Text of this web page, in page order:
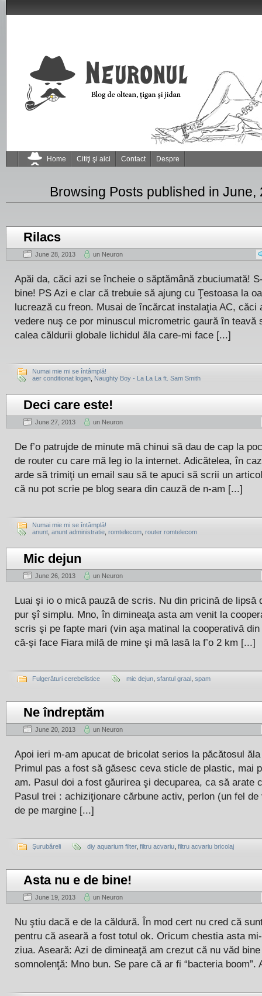
Home Citiţi şi aici Contact Despre
Browsing Posts published in June,
Rilacs
June 28, 2013 un Neuron
Apăi da, căci azi se încheie o săptămână zbuciumată!
bine! PS Azi e clar că trebuie să ajung cu Ţestoasa la
lucrează cu freon. Musai de încărcat instalaţia AC, căci
vedere nuş ce por minuscul micrometric gaură în teavă
calea căldurii globale lichidul ăla care-mi face [...]
Numai mie mi se întâmplă!
aer conditionat logan Naughty Boy - La La La ft. Sam Smith
Deci care este!
June 27, 2013 un Neuron
De f’o patrujde de minute mă chinui să dau de cap la
de router cu care mă leg io la internet. Adicătelea, în
arde să trimiţi un email sau să te apuci să scrii un
că nu pot scrie pe blog seara din cauză de n-am [...]
Numai mie mi se întâmplă!
anunt anunt administratie romtelecom router romtelecom
Mic dejun
June 26, 2013 un Neuron
Luai şi io o mică pauză de scris. Nu din pricină de lipsă
pur şî simplu. Mno, în dimineaţa asta am venit la
scris şi pe fapte mari (vin aşa matinal la cooperativă
că-şi face Fiara milă de mine şi mă lasă la f’o 2 km [...]
Fulgerături cerebelistice mic dejun sfantul graal spam
Ne îndreptăm
June 20, 2013 un Neuron
Apoi ieri m-am apucat de bricolat serios la păcătosul
Primul pas a fost să găsesc ceva sticle de plastic, mai
am. Pasul doi a fost găurirea şi decuparea, ca să
Pasul trei : achiziţionare cărbune activ, perlon (un fel
de pe margine [...]
Şurubăreli diy aquarium filter, filtru acvariu filtru acvariu bricolaj
Asta nu e de bine!
June 19, 2013 un Neuron
Nu ştiu dacă e de la căldură. În mod cert nu cred că
pentru că aseară a fost totul ok. Oricum chestia asta
ziua. Aseară: Azi de dimineaţă am crezut că nu văd
somnolenţă: Mno bun. Se pare că ar fi “bacteria boom”.